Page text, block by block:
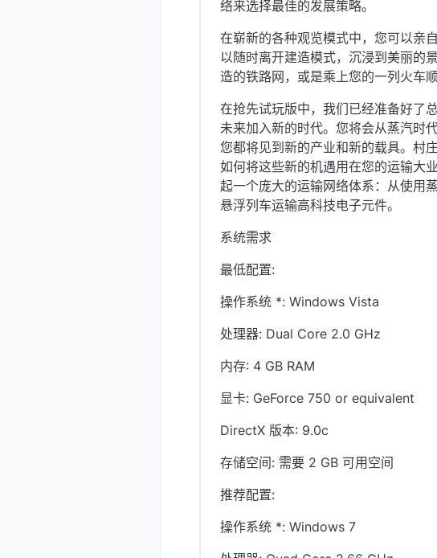
络来选择最佳的发展策略。
在崭新的各种观览模式中，您可以亲
以随时离开建造模式，沉浸到美丽的
造的铁路网，或是乘上您的一列火车顺
在抢先试玩版中，我们已经准备好了
未来加入新的时代。您将会从蒸汽时
您都将见到新的产业和新的载具。村
如何将这些新的机遇用在您的运输大
起一个庞大的运输网络体系：从使用
悬浮列车运输高科技电子元件。
系统需求
最低配置:
操作系统 *: Windows Vista
处理器: Dual Core 2.0 GHz
内存: 4 GB RAM
显卡: GeForce 750 or equivalent
DirectX 版本: 9.0c
存储空间: 需要 2 GB 可用空间
推荐配置:
操作系统 *: Windows 7